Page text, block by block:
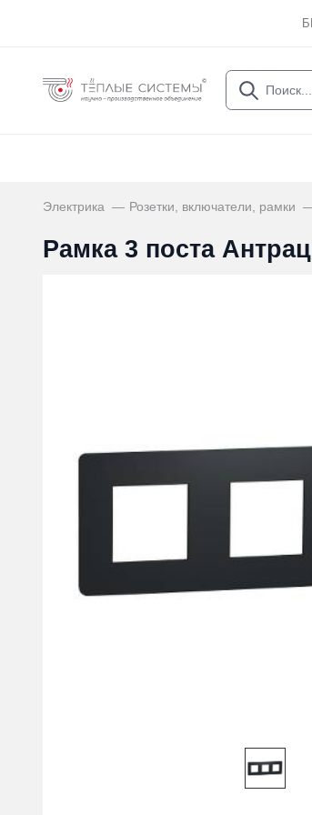
Электрика Розетки, включатели, рамки
Рамка 3 поста